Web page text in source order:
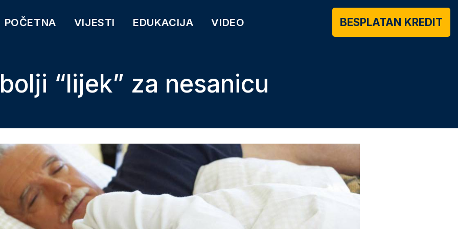
POČETNA VIJESTI EDUKACIJA VIDEO BESPLATAN KREDIT
“lijek” za nesanicu